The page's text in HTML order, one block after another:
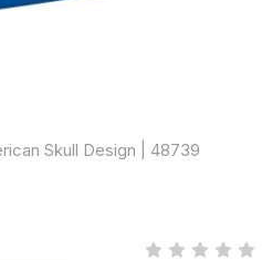
Skull Design | 48739